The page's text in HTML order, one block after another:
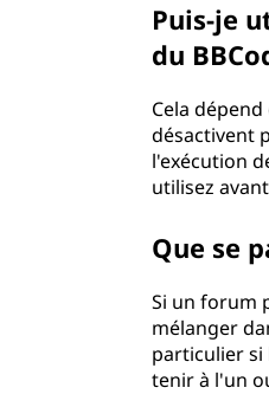
Puis-je
du
Cela
désactivent
l'exécution
utilisez
Que se
Si un forum
mélanger
particulier si
tenir à l'un